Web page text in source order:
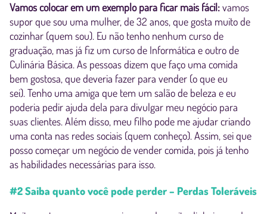
Vamos colocar em um exemplo para ficar mais fácil:vamos
supor que sou uma mulher, de 32 anos, que gosta muito de
cozinhar (quem sou). Eu não tenho nenhum curso de
graduação, mas já fiz um curso de Informática e outro de
Culinária Básica. As pessoas dizem que faço uma comida
bem gostosa, que deveria fazer para vender (o que eu
sei). Tenho uma amiga que tem um salão de beleza e eu
poderia pedir ajuda dela para divulgar meu negócio para
suas clientes. Além disso, meu filho pode me ajudar criando
uma conta nas redes sociais (quem conheço). Assim, sei que
posso começar um negócio de vender comida, pois já tenho
as habilidades necessárias para isso.
#2 Saiba quanto você pode perder – Perdas Toleráveis